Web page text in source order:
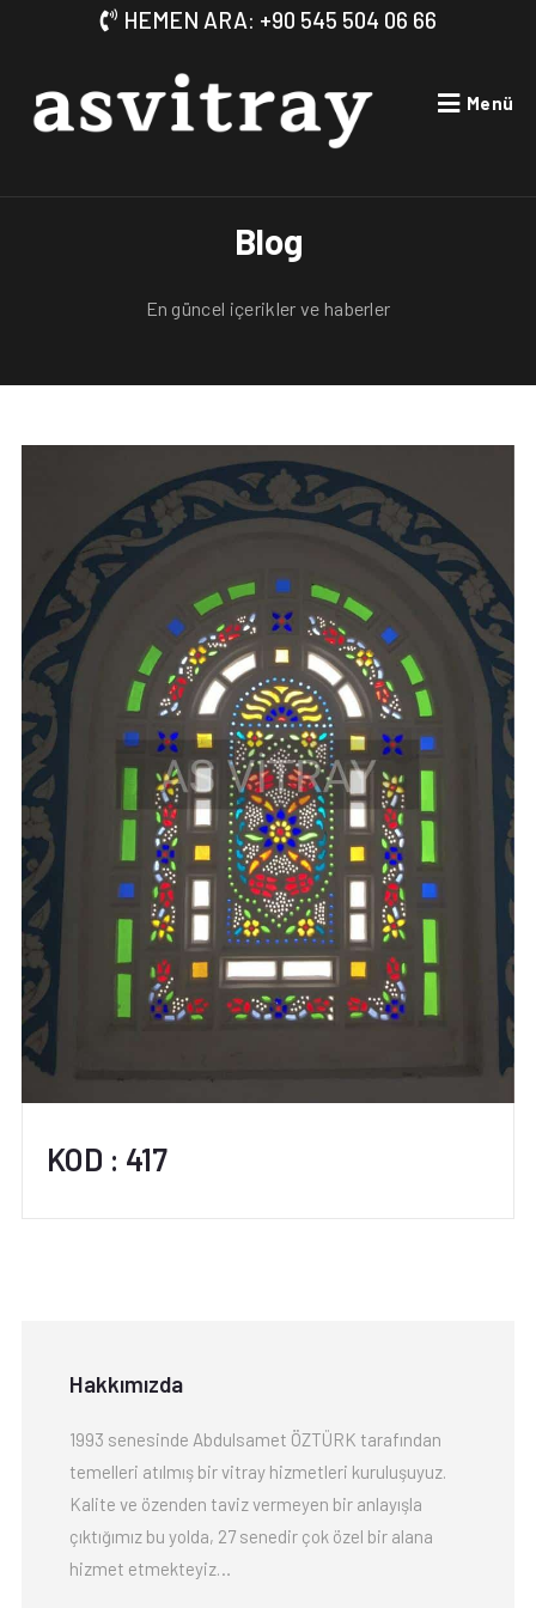
HEMEN ARA: +90 545 504 06 66
Menü
Blog
En güncel içerikler ve haberler
KOD : 417
Hakkımızda
1993 senesinde Abdulsamet ÖZTÜRK tarafından
temelleri atılmış bir vitray hizmetleri kuruluşuyuz.
Kalite ve özenden taviz vermeyen bir anlayışla
çıktığımız bu yolda, 27 senedir çok özel bir alana
hizmet etmekteyiz…